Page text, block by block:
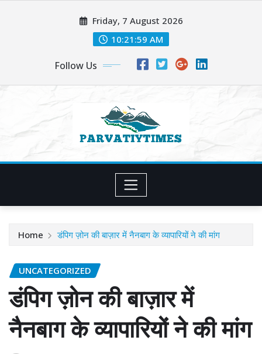
Friday, 7 August 2026
10:22:01 AM
Follow Us
Home डंपिग ज़ोन की बाज़ार में नैनबाग के व्यापारियों ने की मांग
UNCATEGORIZED
डंपिग ज़ोन की बाज़ार में
नैनबाग के व्यापारियों ने की मांग